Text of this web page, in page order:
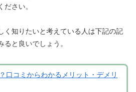
さい。
く知りたいと考えている人は下記の記
と良いでしょう。
口コミからわかるメリット・デメリ